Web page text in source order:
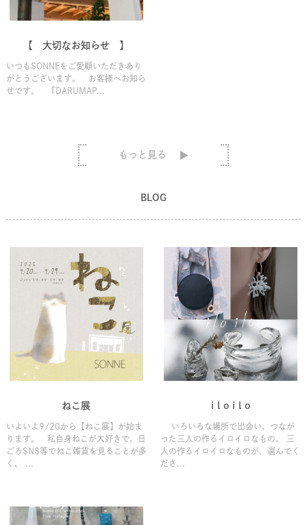
【 大切なお知らせ 】
いつもSONNEをご愛顧いただきあり
がとうございます。 お客様へお知ら
せです。 『DARUMAP...
もっと見る
BLOG
ねこ展
いよいよ9/20から【ねこ展】が始ま
ります。 私自身ねこが大好きで、日
ごろSNS等でねこ雑貨を見ることが多
く、 ...
i l o i l o
いろいろな場所で出会い、つなが
った三人の作るイロイロなもの。 三
人の作るイロイロなものが、選んでく
ださ...